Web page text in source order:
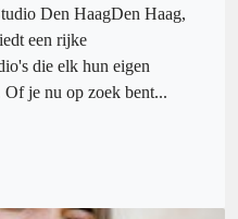
Den HaagDen Haag,
een rijke
die elk hun eigen
je nu op zoek bent...